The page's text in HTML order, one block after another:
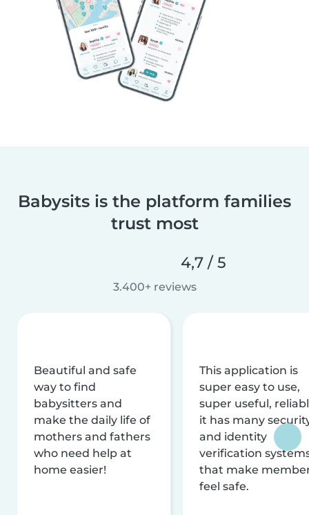
Babysits is the platform families
trust most
4,7 / 5
3.400+ reviews
Beautiful and safe
way to find
babysitters and
make the daily life of
mothers and fathers
who need help at
home easier!
This application is
super easy to use,
super useful,
it has many
and identity
verification
that make
feel safe.